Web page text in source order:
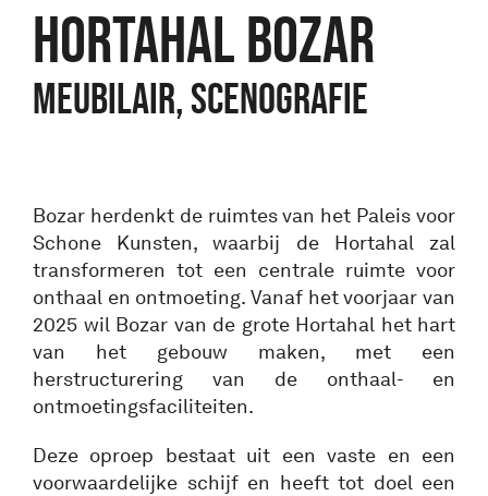
HORTAHAL BOZAR
Meubilair, Scenografie
Bozar herdenkt de ruimtes van het Paleis voor
Schone Kunsten, waarbij de Hortahal zal
transformeren tot een centrale ruimte voor
onthaal en ontmoeting. Vanaf het voorjaar van
2025 wil Bozar van de grote Hortahal het hart
van het gebouw maken, met een
herstructurering van de onthaal- en
ontmoetingsfaciliteiten.
Deze oproep bestaat uit een vaste en een
voorwaardelijke schijf en heeft tot doel een